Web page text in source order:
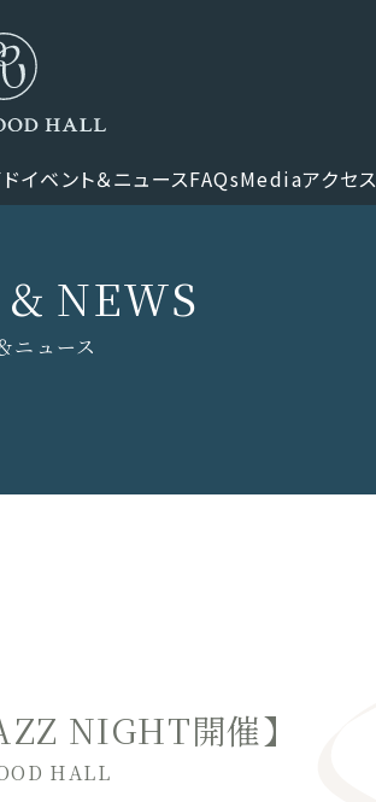
イベント＆ニュースFAQsMediaアクセス
NEWS
ニュース
NIGHT開催】
HALL